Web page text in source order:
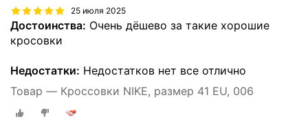
25 июля 2025
Достоинства: Очень дёшево за такие хорошие
кросовки
Недостатки: Недостатков нет все отлично
Товар — Кроссовки NIKE, размер 41 EU, 006